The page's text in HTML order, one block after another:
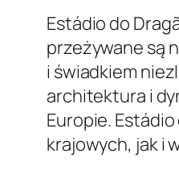
Estádio do
przeżywane są
i świadkiem
architektura i
Europie.
krajowych, jak i